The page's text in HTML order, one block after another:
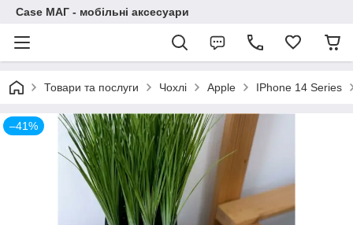
Case МАГ - мобільні аксесуари
Товари та послуги Чохлі Apple IPhone 14 Series
–41%